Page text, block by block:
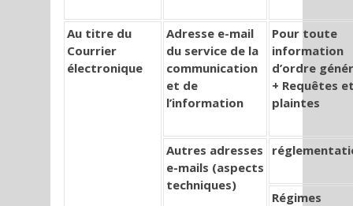
Au titre du
Courrier
électronique
Adresse e-mail
du service de la
communication
et de
l’information
Pour toute
information
d’ordre
+ Requêtes
plaintes
Autres adresses
e-mails (aspects
techniques)
Régimes